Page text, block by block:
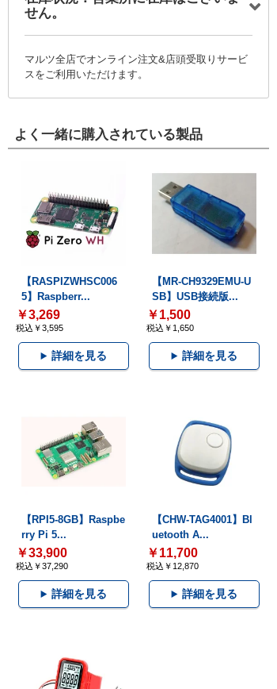
せん。
マルツ全店でオンライン注文&店頭受取りサービ
スをご利用いただけます。
よく一緒に購入されている製品
【RASPIZWHSC006
5】Raspberr...
￥3,269
税込￥3,595
詳細を見る
【MR-CH9329EMU-U
SB】USB接続版...
￥1,500
税込￥1,650
詳細を見る
【RPI5-8GB】Raspbe
rry Pi 5...
￥33,900
税込￥37,290
詳細を見る
【CHW-TAG4001】Bl
uetooth A...
￥11,700
税込￥12,870
詳細を見る